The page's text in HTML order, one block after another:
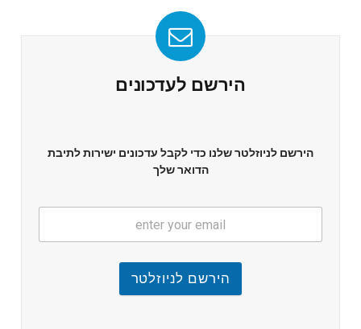
הירשם לעדכונים
הירשם לניוזלטר שלנו כדי לקבל עדכונים ישירות לתיבת
הדואר שלך
הירשם לניוזלטר